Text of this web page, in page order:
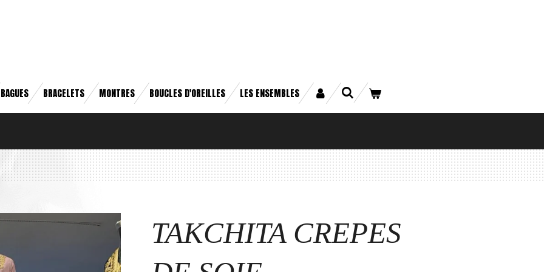
BAGUES BRACELETS MONTRES BOUCLES D'OREILLES LES ENSEMBLES
TAKCHITA CREPES